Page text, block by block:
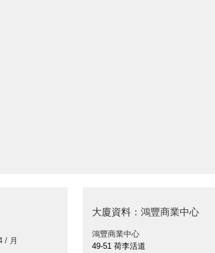
/ 月
大廈資料：鴻豐商業中心
鴻豐商業中心
49-51 荷李活道